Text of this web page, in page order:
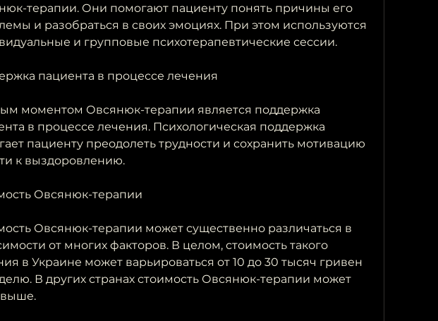
терапии. Они помогают пациенту понять причины его
и разобраться в своих эмоциях. При этом используются
и групповые психотерапевтические сессии.
пациента в процессе лечения
моментом Овсянюк-терапии является поддержка
в процессе лечения. Психологическая поддержка
пациенту преодолеть трудности и сохранить мотивацию
к выздоровлению.
Овсянюк-терапии
Овсянюк-терапии может существенно различаться в
от многих факторов. В целом, стоимость такого
в Украине может варьироваться от 10 до 30 тысяч гривен
В других странах стоимость Овсянюк-терапии может